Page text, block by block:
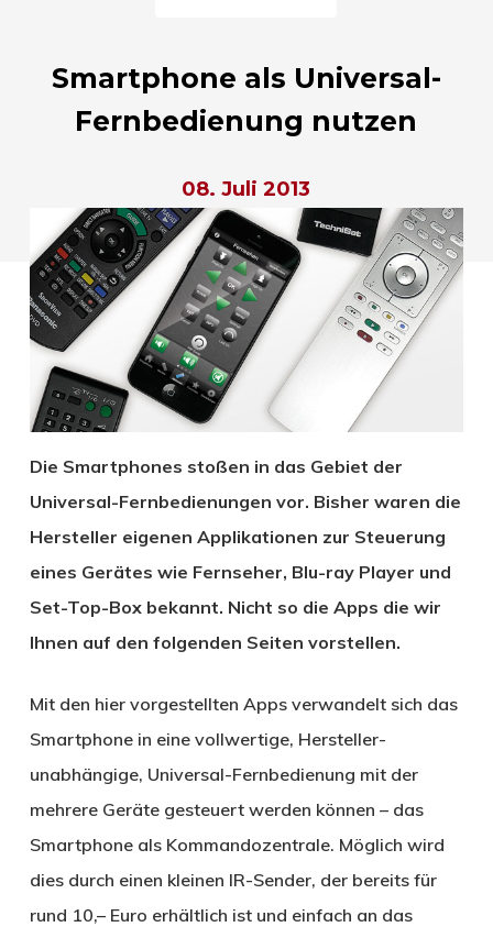
Smartphone als Universal-
Fernbedienung nutzen
08. Juli 2013
Die Smartphones stoßen in das Gebiet der
Universal-Fernbedienungen vor. Bisher waren die
Hersteller eigenen Applikationen zur Steuerung
eines Gerätes wie Fernseher, Blu-ray Player und
Set-Top-Box bekannt. Nicht so die Apps die wir
Ihnen auf den folgenden Seiten vorstellen.
Mit den hier vorgestellten Apps verwandelt sich das
Smartphone in eine vollwertige, Hersteller-
unabhängige, Universal-Fernbedienung mit der
mehrere Geräte gesteuert werden können – das
Smartphone als Kommandozentrale. Möglich wird
dies durch einen kleinen IR-Sender, der bereits für
rund 10,– Euro erhältlich ist und einfach an das